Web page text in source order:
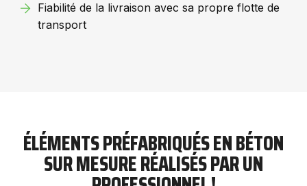
Fiabilité de la livraison avec sa propre flotte de
transport
ÉLÉMENTS PRÉFABRIQUÉS EN BÉTON
SUR MESURE RÉALISÉS PAR UN